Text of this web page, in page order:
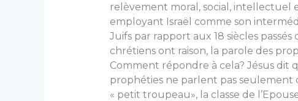
relèvement moral, social, intellectuel
employant Israël comme son
Juifs par rapport aux 18 siècles
chrétiens ont raison, la parole des
Comment répondre à cela? Jésus dit
prophéties ne parlent pas seulement
« petit troupeau», la classe de